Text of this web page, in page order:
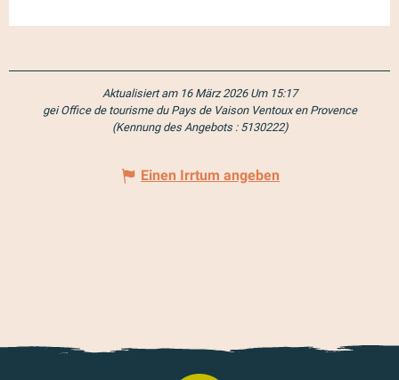
Aktualisiert am 16 März 2026 Um 15:17
gei Office de tourisme du Pays de Vaison Ventoux en Provence
(Kennung des Angebots : 5130222)
Einen Irrtum angeben